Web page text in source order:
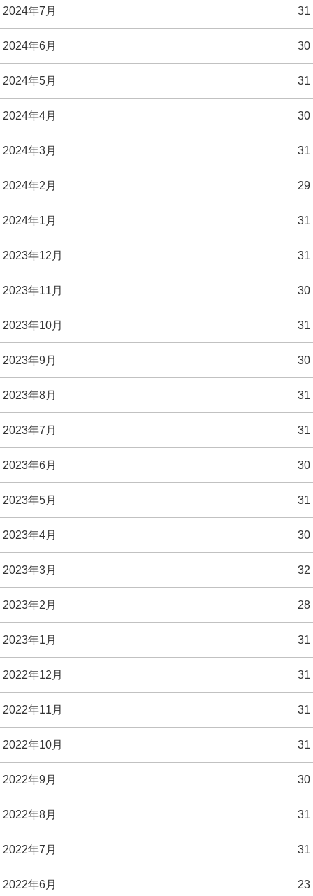
2024年7月 31
2024年6月 30
2024年5月 31
2024年4月 30
2024年3月 31
2024年2月 29
2024年1月 31
2023年12月 31
2023年11月 30
2023年10月 31
2023年9月 30
2023年8月 31
2023年7月 31
2023年6月 30
2023年5月 31
2023年4月 30
2023年3月 32
2023年2月 28
2023年1月 31
2022年12月 31
2022年11月 31
2022年10月 31
2022年9月 30
2022年8月 31
2022年7月 31
2022年6月 23